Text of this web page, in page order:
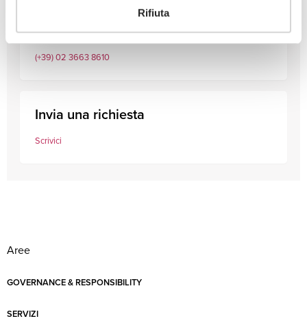
Rifiuta
Chiamaci ora
(+39) 02 3663 8610
Invia una richiesta
Scrivici
Aree
GOVERNANCE & RESPONSIBILITY
SERVIZI